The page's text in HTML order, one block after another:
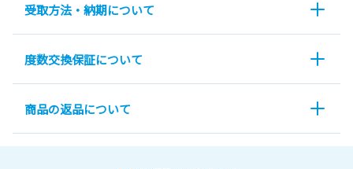
受取方法・納期について
度数交換保証について
商品の返品について